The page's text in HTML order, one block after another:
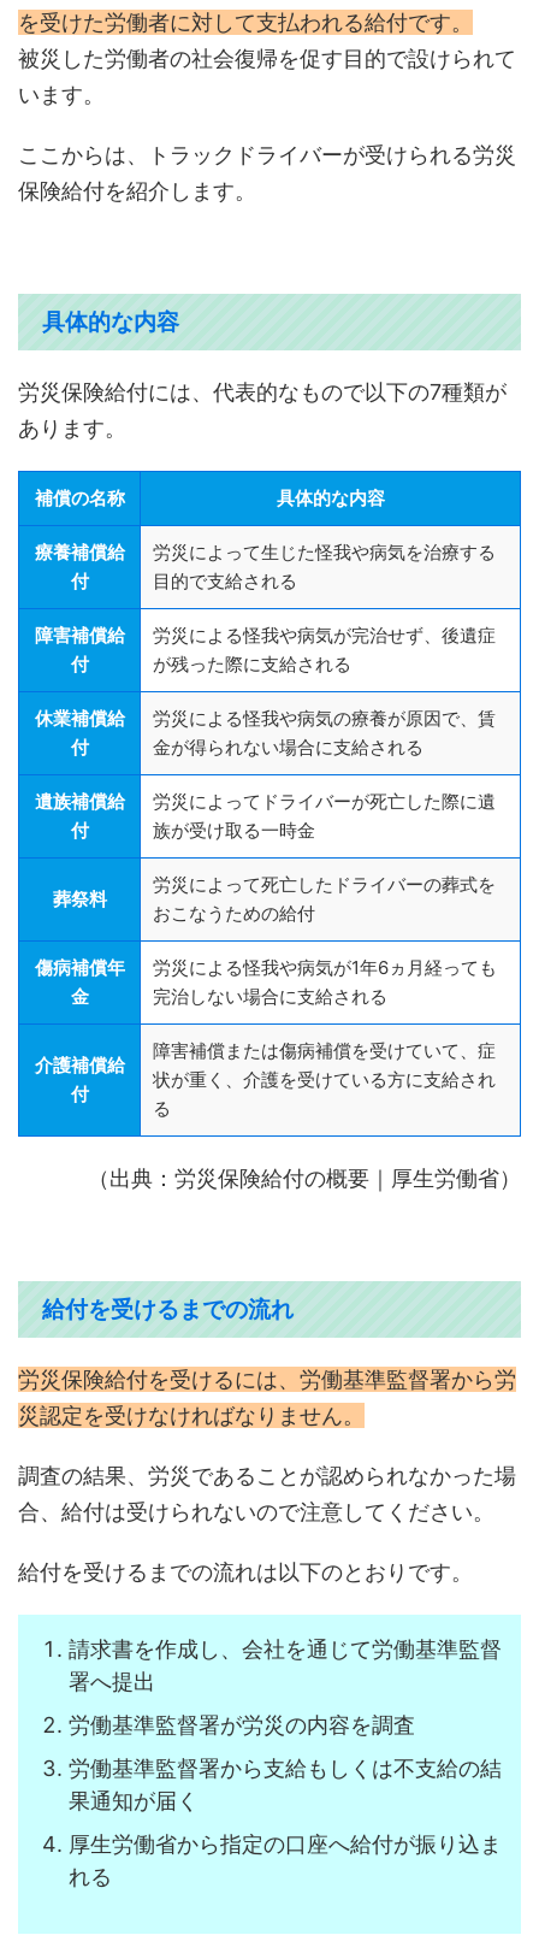
を受けた労働者に対して支払われる給付です。
被災した労働者の社会復帰を促す目的で設けられて
います。
ここからは、トラックドライバーが受けられる労災
保険給付を紹介します。
具体的な内容
労災保険給付には、代表的なもので以下の7種類が
あります。
補償の名称 具体的な内容
療養補償給
付
労災によって生じた怪我や病気を治療する
目的で支給される
障害補償給
付
労災による怪我や病気が完治せず、後遺症
が残った際に支給される
休業補償給
付
労災による怪我や病気の療養が原因で、賃
金が得られない場合に支給される
遺族補償給
付
労災によってドライバーが死亡した際に遺
族が受け取る一時金
葬祭料
労災によって死亡したドライバーの葬式を
おこなうための給付
傷病補償年
金
労災による怪我や病気が1年6ヵ月経っても
完治しない場合に支給される
介護補償給
付
障害補償または傷病補償を受けていて、症
状が重く、介護を受けている方に支給され
る
（出典：労災保険給付の概要｜厚生労働省）
給付を受けるまでの流れ
労災保険給付を受けるには、労働基準監督署から労
災認定を受けなければなりません。
調査の結果、労災であることが認められなかった場
合、給付は受けられないので注意してください。
給付を受けるまでの流れは以下のとおりです。
請求書を作成し、会社を通じて労働基準監督
署へ提出
労働基準監督署が労災の内容を調査
労働基準監督署から支給もしくは不支給の結
果通知が届く
厚生労働省から指定の口座へ給付が振り込ま
れる